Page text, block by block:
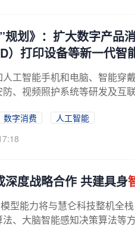
规划》：扩大数字产
）打印设备等新一代智
工智能手机和电脑、智能穿
、视频照护系统等研发及互
数字消费
人工智能
深度战略合作 共建具身
型能力将与慧仑科技整机全
、大脑智能感知决策算法等